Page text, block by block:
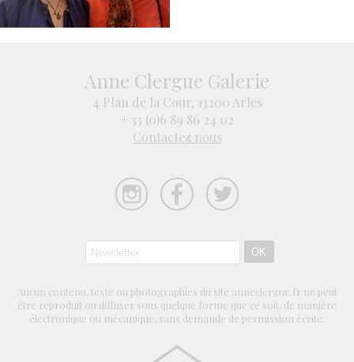
Anne Clergue Galerie
4 Plan de la Cour, 13200 Arles
+ 33 (0)6 89 86 24 02
Contactez nous
Aucun contenu, texte ou photographies du site anneclergue.fr ne peut
être reproduit ou diffuser sous quelque forme que ce soit, de manière
électronique ou mécanique, sans demande de permission écrite.